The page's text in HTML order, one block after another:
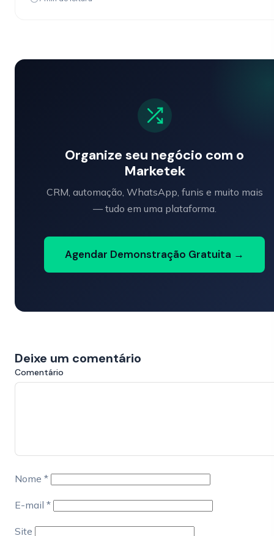
Organize seu negócio com o
Marketek
CRM, automação, WhatsApp, funis e muito mais
— tudo em uma plataforma.
Agendar Demonstração Gratuita →
Deixe um comentário
Comentário
Nome *
E-mail *
Site